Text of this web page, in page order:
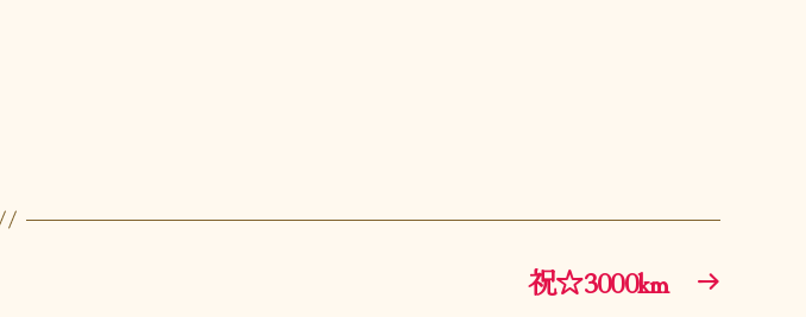
→
祝☆3000km